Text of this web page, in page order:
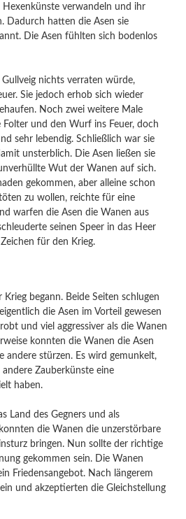
verwandeln und ihr
Dadurch hatten die Asen sie
Die Asen fühlten sich bodenlos
nichts verraten würde,
Sie jedoch erhob sich wieder
Noch zwei weitere Male
und den Wurf ins Feuer, doch
sehr lebendig. Schließlich war sie
unsterblich. Die Asen ließen sie
Wut der Wanen auf sich.
gekommen, aber alleine schon
zu wollen, reichte für eine
warfen die Asen die Wanen aus
seinen Speer in das Heer
für den Krieg.
begann. Beide Seiten schlugen
die Asen im Vorteil gewesen
und viel aggressiver als die Wanen
konnten die Wanen die Asen
andere stürzen. Es wird gemunkelt,
Zauberkünste eine
haben.
Land des Gegners und als
die Wanen die unzerstörbare
bringen. Nun sollte der richtige
gekommen sein. Die Wanen
Friedensangebot. Nach längerem
und akzeptierten die Gleichstellung